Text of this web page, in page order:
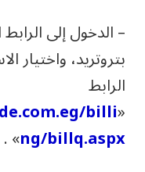
– الدخول إلى
بتروتريد، واختيار
الرابط
«
billi
ng/billq.aspx
» .